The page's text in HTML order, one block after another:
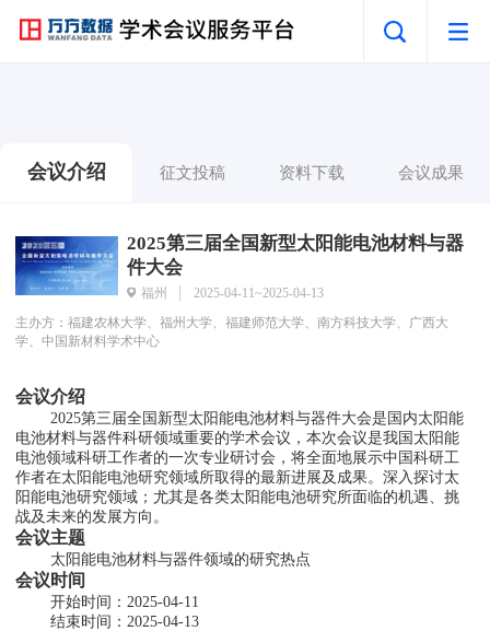
会议介绍 征文投稿 资料下载 会议成果
2025第三届全国新型太阳能电池材料与器
件大会
福州
2025-04-11~2025-04-13
主办方：福建农林大学、福州大学、福建师范大学、南方科技大学、广西大
学、中国新材料学术中心
会议介绍
2025第三届全国新型太阳能电池材料与器件大会是国内太阳能
电池材料与器件科研领域重要的学术会议，本次会议是我国太阳能
电池领域科研工作者的一次专业研讨会，将全面地展示中国科研工
作者在太阳能电池研究领域所取得的最新进展及成果。深入探讨太
阳能电池研究领域；尤其是各类太阳能电池研究所面临的机遇、挑
战及未来的发展方向。
会议主题
太阳能电池材料与器件领域的研究热点
会议时间
开始时间：2025-04-11
结束时间：2025-04-13